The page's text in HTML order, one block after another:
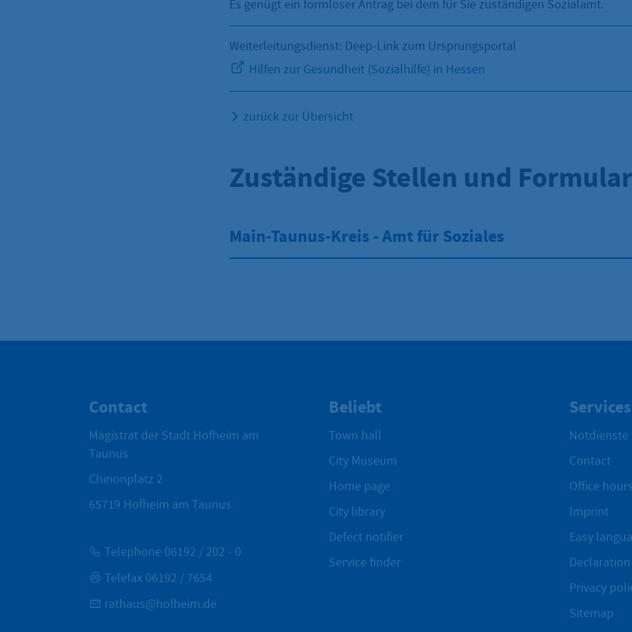
Es genügt ein formloser Antrag bei dem für Sie zuständigen Sozialamt.
Weiterleitungsdienst: Deep-Link zum Ursprungsportal
Hilfen zur Gesundheit (Sozialhilfe) in Hessen
zurück zur Übersicht
Zuständige Stellen und
Main-Taunus-Kreis - Amt für Soziales
Contact
Magistrat der Stadt Hofheim am
Taunus
Chinonplatz 2
65719 Hofheim am Taunus
Telephone 06192 / 202 - 0
Telefax 06192 / 7654
rathaus@hofheim.de
Beliebt
Town hall
City Museum
Home page
City library
Defect notifier
Service finder
Services
Notdienste
Contact
Office
Imprint
Easy
Privacy
Sitemap